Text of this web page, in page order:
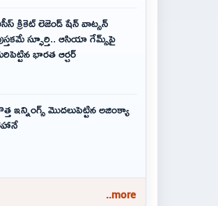
క్రికెట్ లెజెండ్ షేన్ వాట్సన్
స్ఫూర్తి.. ఆసియా గేమ్స్‌పై
భారత ఆర్చర్
ఇన్నింగ్స్ మొదలుపెట్టిన అజింక్యా
..more